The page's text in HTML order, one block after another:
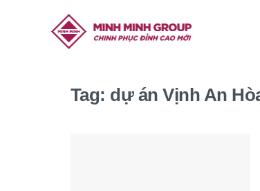
Tag: dự án Vịnh An